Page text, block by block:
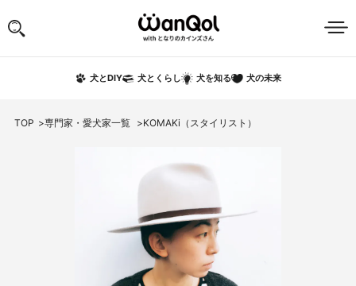
犬とDIY 犬とくらし 犬を知る 犬の未来
TOP 専門家・愛犬家一覧 KOMAKi（スタイリスト）